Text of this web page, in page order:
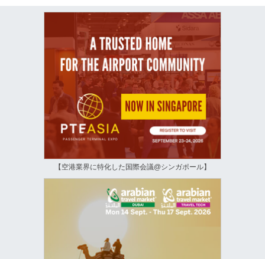
【空港業界に特化した国際会議@シンガポール】